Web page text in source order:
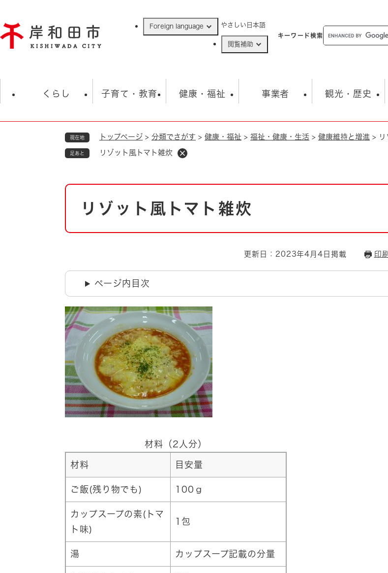
ジ
の
Foreign language やさしい日本語
閲覧補助
キーワード検索
くらし
住民票・戸籍
ごみ・衛生・動物 救急・消防
上水道・下水道
自然・環境・公園
男女共同参画
地域コミュニティ・ボラン
道路・河川・交通 まちづくり
国際交流
とじる
子育て・教育
学校 子育て
健康・福祉
福祉・健康・生活 生涯学習・スポーツ
事業者
入札・契約情報 ま
環境 福
観光・歴史
観光 観光スポット
市の概要 総合計画
市政 職員採用情
市役所・施設の案内
オープンデータ
現在地 トップページ > 分類でさがす > 健康・福祉 > 福祉・健康・生活 > 健康維持と増進 >
足あと リゾット風トマト雑炊
本
リゾット風トマト雑炊
更新日：2023年4月4日掲載 印
ページ内目次
材料（2人分）
材料 目安量
ご飯(残り物でも) 100ｇ
カップスープの素(トマ
ト味)
1包
湯 カップスープ記載の分量